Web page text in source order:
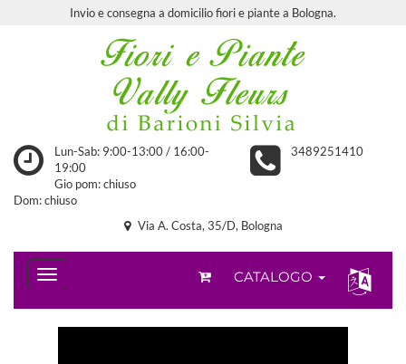
Invio e consegna a domicilio fiori e piante a Bologna.
Lun-Sab: 9:00-13:00 / 16:00-
19:00
Gio pom: chiuso
Dom: chiuso
3489251410
Via A. Costa, 35/D, Bologna
CATALOGO